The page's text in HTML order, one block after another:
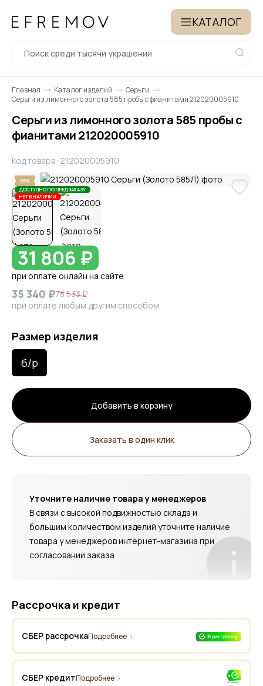
КАТАЛОГ
Главная Каталог изделий
Серьги
Серьги из лимонного золота 585 пробы с фианитами 212020005910
Серьги из лимонного золота 585 пробы с
фианитами 212020005910
Код товара: 212020005910
55%
ДОСТУПНО ПО ПРЕДЗАКАЗУ
НЕТ В НАЛИЧИИ
31 806 ₽
при оплате онлайн на сайте
35 340 ₽78 533 ₽
при оплате любым другим способом
Размер изделия
б/р
Добавить в корзину
Заказать в один клик
Уточните наличие товара у менеджеров
В связи с высокой подвижностью склада и
большим количеством изделий уточните наличие
товара у менеджеров интернет-магазина при
согласовании заказа
Рассрочка и кредит
СБЕР рассрочкаПодробнее
СБЕР кредитПодробнее